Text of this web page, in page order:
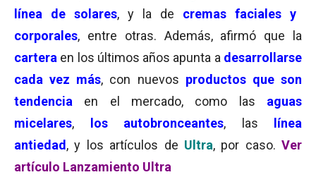
línea de solares, y la de cremas faciales y
corporales, entre otras. Además, afirmó que la
cartera en los últimos años apunta a desarrollarse
cada vez más, con nuevos productos que son
tendencia
en el mercado, como las aguas
micelares, los autobronceantes, las
línea
antiedad , y los artículos de Ultra, por caso. Ver
artículo Lanzamiento Ultra